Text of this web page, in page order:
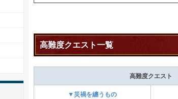
高難度クエスト一覧
高難度クエスト
▼災禍を纏うもの